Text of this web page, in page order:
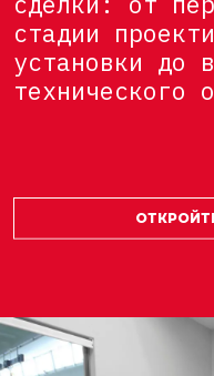
стадии
установки до
технического